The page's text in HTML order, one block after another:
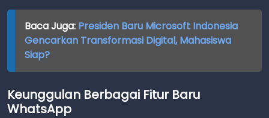
Baca Juga: Presiden Baru Microsoft Indonesia
Gencarkan Transformasi Digital, Mahasiswa
Siap?
Keunggulan Berbagai Fitur Baru
WhatsApp